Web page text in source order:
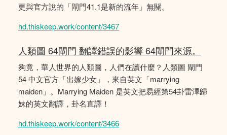
更與官方說的「閘門41.1是新的流年」無關。
hd.thiskeep.work/content/3467
人類圖 64閘門 翻譯錯誤的影響 64閘門來源。
夠竟，華人世界的人類圖，人們在讀什麼？人類圖 閘門
54 中文官方「出嫁少女」，來自英文「marrying
maiden」。Marrying Maiden 是英文把易經第54卦雷澤歸
妹的英文翻譯，卦名直譯！
hd.thiskeep.work/content/3466